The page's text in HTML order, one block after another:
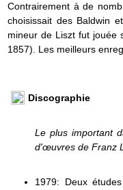
Contrairement à de
choisissait des Baldwin
mineur de Liszt fut jouée
1857). Les meilleurs
Discographie
Le plus important
d'œuvres de Franz
1979: Deux